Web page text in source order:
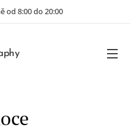
od 8:00 do 20:00